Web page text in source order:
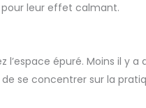
leur effet calmant.
l’espace épuré. Moins il y a
se concentrer sur la